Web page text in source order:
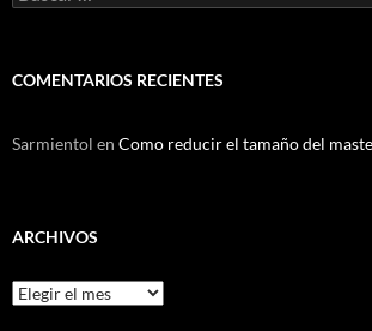
COMENTARIOS RECIENTES
Sarmientol en Como reducir el tamaño del
ARCHIVOS
Archivos